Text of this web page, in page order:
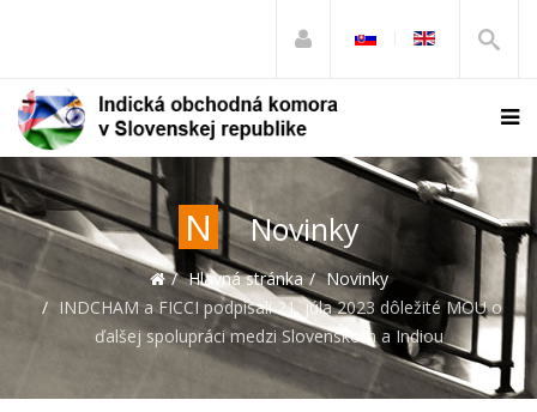
N Novinky
Hlavná stránka
Novinky
INDCHAM a FICCI podpísali 21. júla 2023 dôležité MOU o
ďalšej spolupráci medzi Slovenskom a Indiou